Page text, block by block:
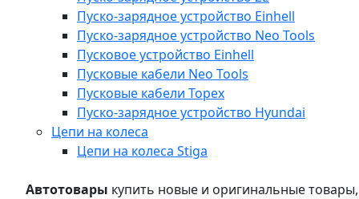
Пуско-зарядное устройство Einhell
Пуско-зарядное устройство Neo Tools
Пусковое устройство Einhell
Пусковые кабели Neo Tools
Пусковые кабели Topex
Пуско-зарядное устройство Hyundai
Цепи на колеса
Цепи на колеса Stiga
Автотовары купить новые и оригинальные товары,